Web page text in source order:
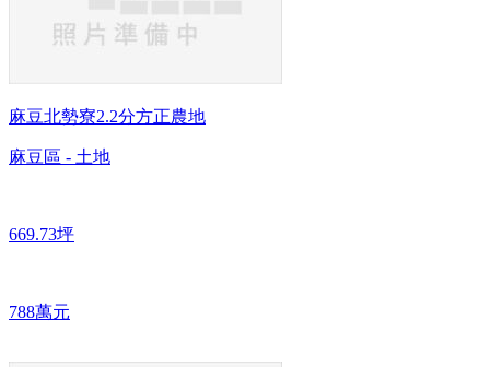
麻豆北勢寮2.2分方正農地
麻豆區 - 土地
669.73坪
788萬元